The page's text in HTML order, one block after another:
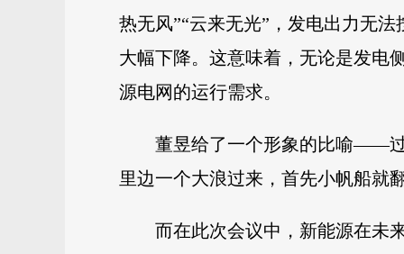
热无风”“云来无光”，发电出力无
大幅下降。这意味着，无论是发电
源电网的运行需求。
董昱给了一个形象的比喻——
里边一个大浪过来，首先小帆船就
而在此次会议中，新能源在未